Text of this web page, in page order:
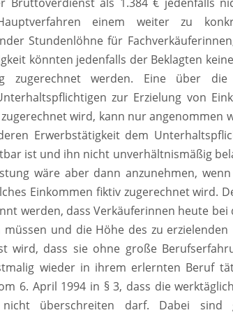
einem weiter zu
Stundenlöhne für
könnten jedenfalls der Beklagten
zugerechnet werden. Eine über die
zur Erzielung von
wird, kann nur angenommen
Erwerbstätigkeit dem
ist und ihn nicht unverhältnismäßig
wäre aber dann anzunehmen,
Einkommen fiktiv zugerechnet wird.
werden, dass Verkäuferinnen heute bei
und die Höhe des zu erzielenden
wird, dass sie ohne große
wieder in ihrem erlernten Beruf
6. April 1994 in § 3, dass die
überschreiten darf. Dabei